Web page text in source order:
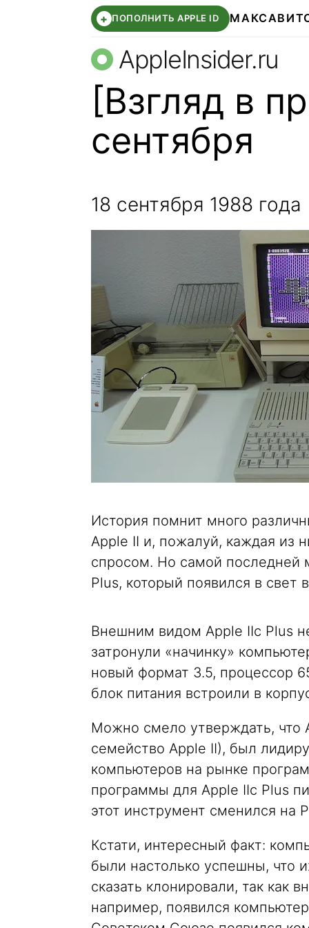
+ ПОПОЛНИТЬ APPLE ID МАКС
AppleInsider.ru
[Взгляд в
сентября
18 сентября 1988 года
История помнит много
Apple II и, пожалуй, каждая из
спросом. Но самой последней
Plus, который появился в свет
Внешним видом Apple IIc Plus
затронули «начинку»
новый формат 3.5, процессор
блок питания встроили в
Можно смело утверждать, что
семейство Apple II), был
компьютеров на рынке
программы для Apple IIc Plus
этот инструмент сменился на
Кстати, интересный факт:
были настолько успешны, что
сказать клонировали, так как
например, появился